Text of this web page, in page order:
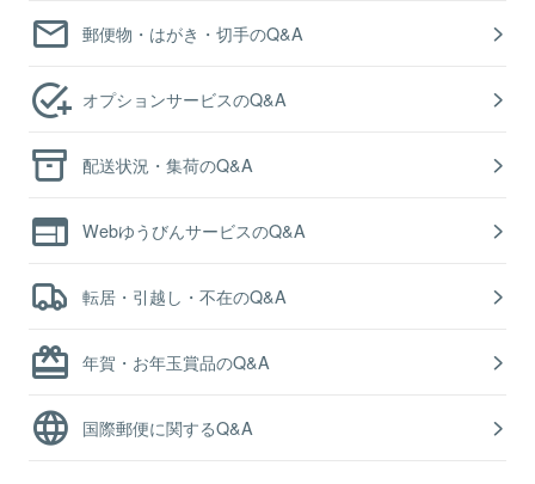
郵便物・はがき・切手のQ&A
オプションサービスのQ&A
配送状況・集荷のQ&A
WebゆうびんサービスのQ&A
転居・引越し・不在のQ&A
年賀・お年玉賞品のQ&A
国際郵便に関するQ&A